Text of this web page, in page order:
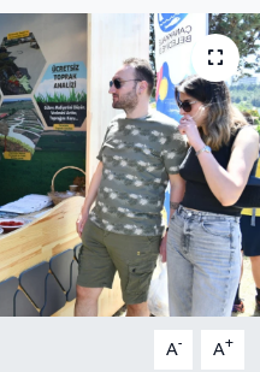
A- A+